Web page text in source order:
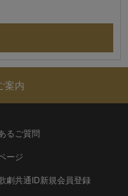
案内
るご質問
ージ
劇共通ID新規会員登録